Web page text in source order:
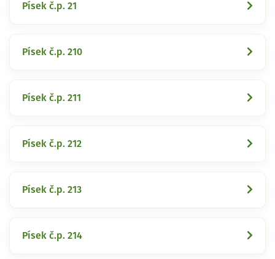
Písek č.p. 21
Písek č.p. 210
Písek č.p. 211
Písek č.p. 212
Písek č.p. 213
Písek č.p. 214